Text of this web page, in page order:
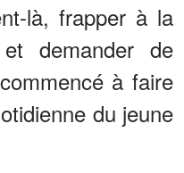
là, frapper à la
demander de
à faire
du jeune